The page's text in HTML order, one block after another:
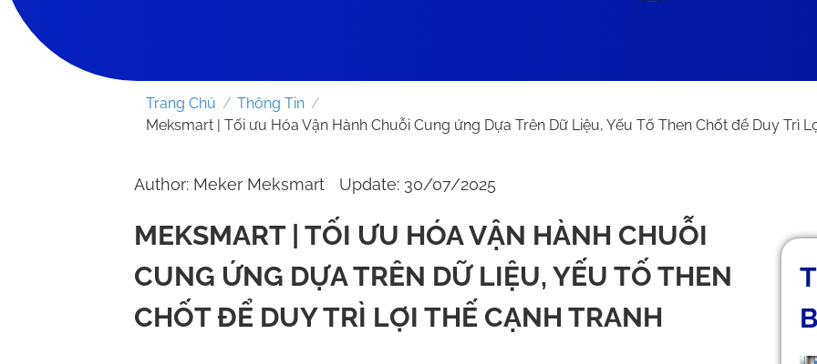
Trang Chủ / Thông Tin /
Meksmart | Tối ưu Hóa Vận Hành Chuỗi Cung ứng Dựa Trên Dữ Liệu, Yếu Tố Then Chốt để Duy Trì
Author: Meker Meksmart Update: 30/07/2025
MEKSMART | TỐI ƯU HÓA VẬN HÀNH CHUỖI
CUNG ỨNG DỰA TRÊN DỮ LIỆU, YẾU TỐ THEN
CHỐT ĐỂ DUY TRÌ LỢI THẾ CẠNH TRANH